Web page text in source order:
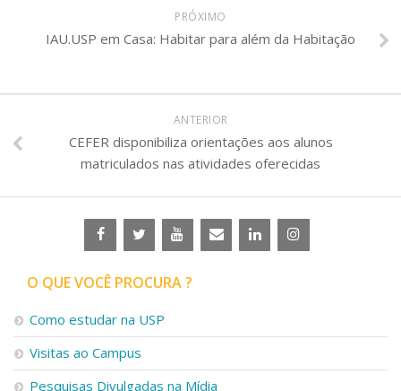
PRÓXIMO
IAU.USP em Casa: Habitar para além da Habitação
ANTERIOR
CEFER disponibiliza orientações aos alunos
matriculados nas atividades oferecidas
O QUE VOCÊ PROCURA ?
Como estudar na USP
Visitas ao Campus
Pesquisas Divulgadas na Mídia